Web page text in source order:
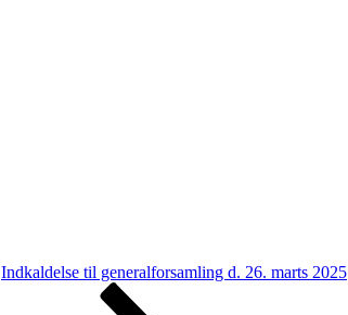
Indkaldelse til generalforsamling d. 26. marts 2025